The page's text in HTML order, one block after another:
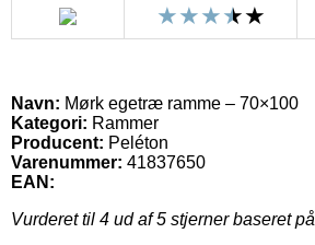
Navn: Mørk egetræ ramme – 70×100
Kategori: Rammer
Producent: Peléton
Varenummer: 41837650
EAN:
Vurderet til 4 ud af 5 stjerner baseret på